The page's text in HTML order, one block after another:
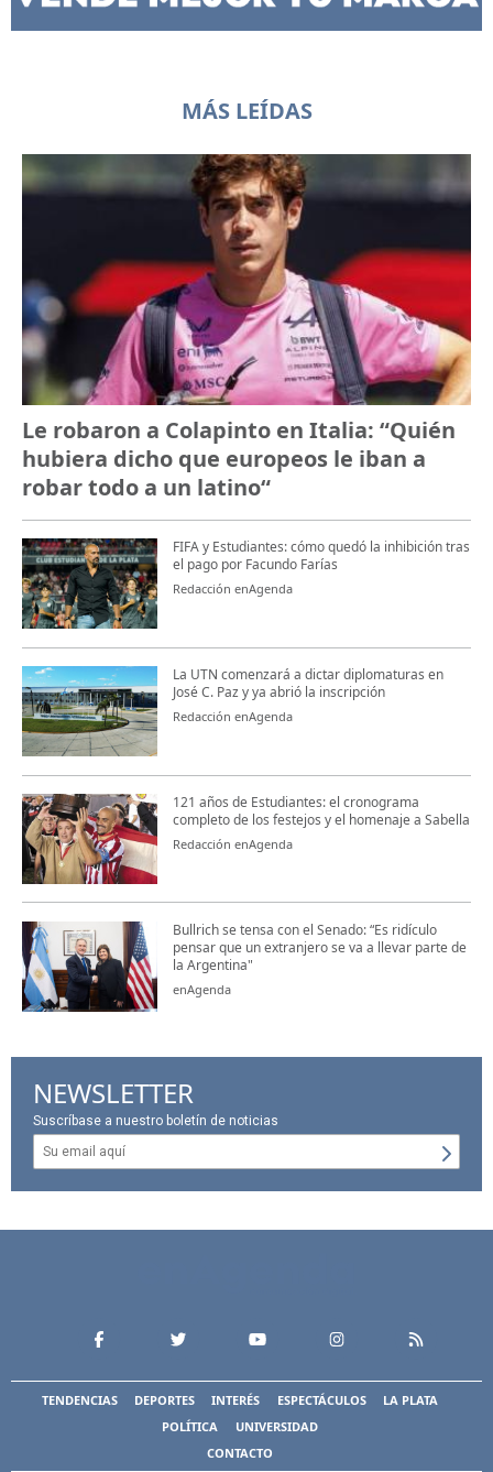
MÁS LEÍDAS
Le robaron a Colapinto en Italia: “Quién
hubiera dicho que europeos le iban a
robar todo a un latino“
FIFA y Estudiantes: cómo quedó la inhibición tras
el pago por Facundo Farías
Redacción enAgenda
La UTN comenzará a dictar diplomaturas en
José C. Paz y ya abrió la inscripción
Redacción enAgenda
121 años de Estudiantes: el cronograma
completo de los festejos y el homenaje a Sabella
Redacción enAgenda
Bullrich se tensa con el Senado: “Es ridículo
pensar que un extranjero se va a llevar parte de
la Argentina"
enAgenda
NEWSLETTER
Suscríbase a nuestro boletín de noticias
TENDENCIAS DEPORTES INTERÉS ESPECTÁCULOS
LA PLATA
POLÍTICA
UNIVERSIDAD
CONTACTO